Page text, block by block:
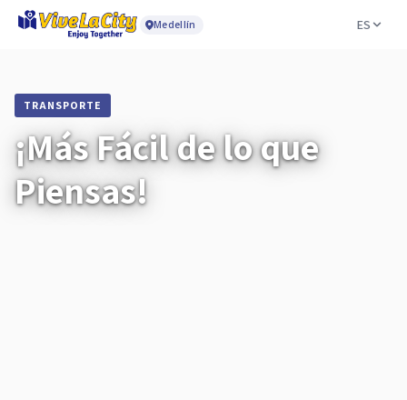
Medellín ES
TRANSPORTE
¡Más Fácil de lo que
Piensas!